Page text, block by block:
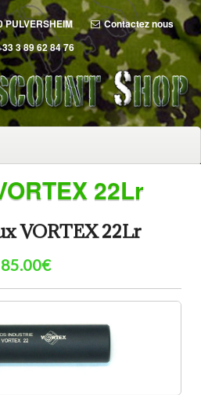
Contactez nous
3 89 62 84 76
22Lr
VORTEX 22Lr
85.00€